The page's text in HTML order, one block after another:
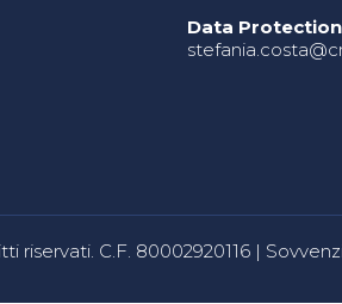
Data
riservati. C.F. 80002920116 |